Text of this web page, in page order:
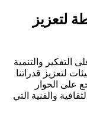
لتعزيز
التفكير والتنمية
لتعزيز قدراتنا
على الحوار
والفنية التي